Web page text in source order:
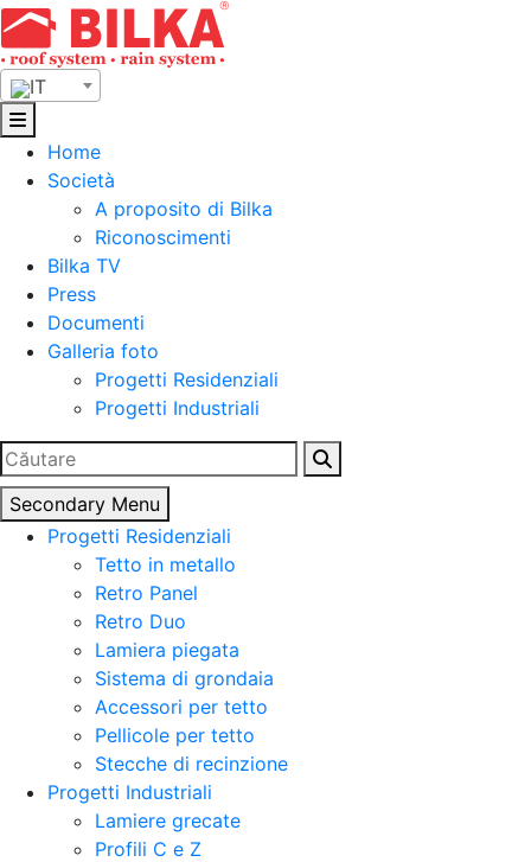
Skip
to
content
IT
Home
Società
A proposito di Bilka
Riconoscimenti
Bilka TV
Press
Documenti
Galleria foto
Progetti Residenziali
Progetti Industriali
Ricerca
per:
Secondary Menu
Progetti Residenziali
Tetto in metallo
Retro Panel
Retro Duo
Lamiera piegata
Sistema di grondaia
Accessori per tetto
Pellicole per tetto
Stecche di recinzione
Progetti Industriali
Lamiere grecate
Profili C e Z